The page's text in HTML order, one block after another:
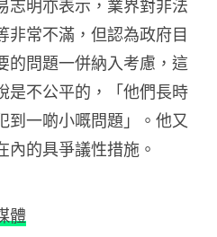
志明亦表示，業界對非法
非常不滿，但認為政府目
的問題一併納入考慮，這
是不公平的，「他們長時
到一啲小嘅問題」。他又
內的具爭議性措施。
體